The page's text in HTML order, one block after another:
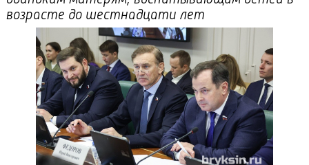
возрасте до шестнадцати лет